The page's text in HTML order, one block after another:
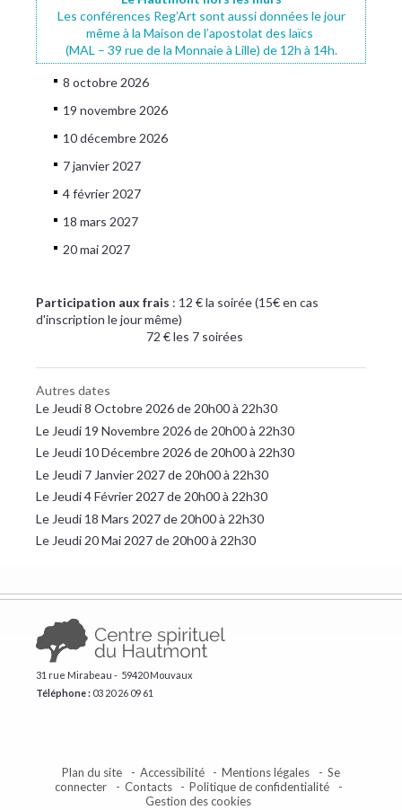
Les conférences Reg’Art sont aussi données le jour
même à la Maison de l’apostolat des laïcs
(MAL – 39 rue de la Monnaie à Lille) de 12h à 14h.
8 octobre 2026
19 novembre 2026
10 décembre 2026
7 janvier 2027
4 février 2027
18 mars 2027
20 mai 2027
Participation aux frais : 12 € la soirée (15€ en cas
d'inscription le jour même)
72 € les 7 soirées
Autres dates
Le Jeudi 8 Octobre 2026 de 20h00 à 22h30
Le Jeudi 19 Novembre 2026 de 20h00 à 22h30
Le Jeudi 10 Décembre 2026 de 20h00 à 22h30
Le Jeudi 7 Janvier 2027 de 20h00 à 22h30
Le Jeudi 4 Février 2027 de 20h00 à 22h30
Le Jeudi 18 Mars 2027 de 20h00 à 22h30
Le Jeudi 20 Mai 2027 de 20h00 à 22h30
31 rue Mirabeau - 59420 Mouvaux
Téléphone : ​03 20 26 09 61
Plan du site Accessibilité Mentions légales
Se
connecter
Contacts
Politique de confidentialité
Gestion des cookies